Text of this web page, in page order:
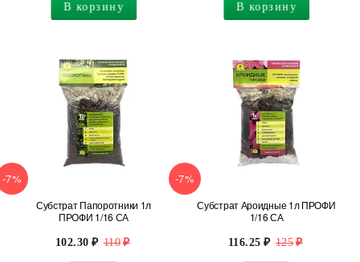
В корзину В корзину
-7%
Субстрат Папоротники 1л
ПРОФИ 1/16 СА
102.30 110
-7%
Субстрат Ароидные 1л ПРОФИ
1/16 СА
116.25 125